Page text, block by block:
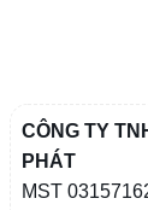
CÔNG TY
PHÁT
MST